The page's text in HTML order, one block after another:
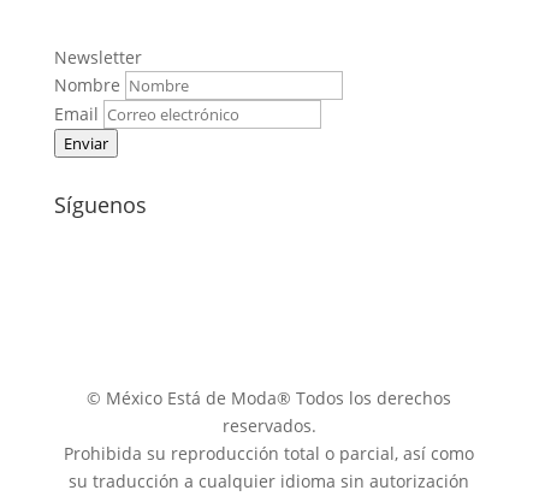
Newsletter
Nombre
Email
Enviar
Síguenos
© México Está de Moda® Todos los derechos
reservados.
Prohibida su reproducción total o parcial, así como
su traducción a cualquier idioma sin autorización